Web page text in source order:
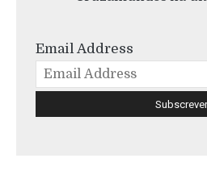
Email Address